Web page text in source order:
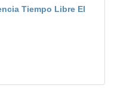
Tiempo Libre El